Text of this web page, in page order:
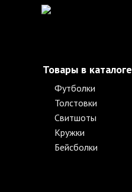
Товары в каталоге
Футболки
Толстовки
Свитшоты
Кружки
Бейсболки